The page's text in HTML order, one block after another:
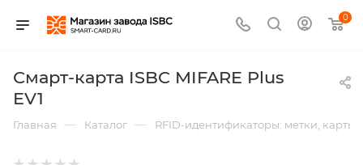
0
Смарт-карта ISBC MIFARE Plus
EV1
Главная — Каталог — RFID-идентификаторы: метки,